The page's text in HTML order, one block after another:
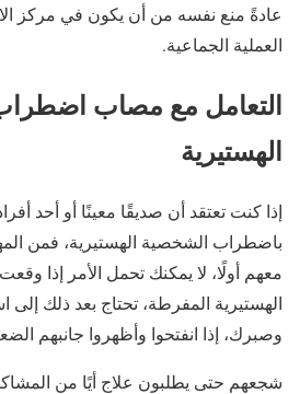
عادةً منع نفسه من أن يكون في مركز
العملية الجماعية.
التعامل مع مصاب
الهستيرية
إذا كنت تعتقد أن صديقًا معينًا أو أحد
باضطراب الشخصية الهستيرية، فمن
معهم أولًا، لا يمكنك تحمل الأمر إذا
الهستيرية المفرطة، تحتاج بعد ذلك
وصبرك، إذا انفتحوا وأظهروا جانبهم
شجعهم حتى يطلبون علاج أيًا من